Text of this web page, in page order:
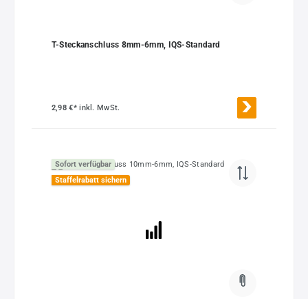
T-Steckanschluss 8mm-6mm, IQS-Standard
2,98 €*inkl. MwSt.
Sofort verfügbar
Staffelrabatt sichern